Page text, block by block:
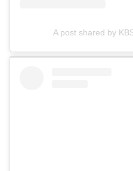
A post shared by KBS